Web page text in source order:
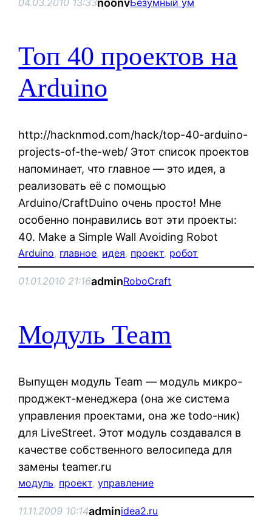
04.03.2010 13:33noonvБезумный ум
Топ 40 проектов на
Arduino
http://hacknmod.com/hack/top-40-arduino-
projects-of-the-web/ Этот список проектов
напоминает, что главное — это идея, а
реализовать её с помощью
Arduino/CraftDuino очень просто! Мне
особенно понравились вот эти проекты:
40. Make a Simple Wall Avoiding Robot
Arduino, главное, идея, проект, робот
01.01.2010 21:16adminRoboCraft
Модуль Team
Выпущен модуль Team — модуль микро-
проджект-менеджера (она же система
управления проектами, она же todo-ник)
для LiveStreet. Этот модуль создавался в
качестве собственного велосипеда для
замены teamer.ru
модуль, проект, управление
11.11.2009 10:14adminidea2.ru